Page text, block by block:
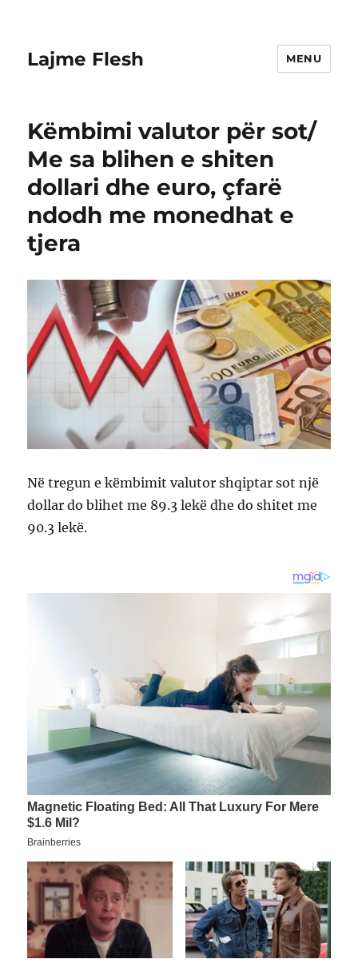
Lajme Flesh MENU
Këmbimi valutor për sot/
Me sa blihen e shiten
dollari dhe euro, çfarë
ndodh me monedhat e
tjera
Në tregun e këmbimit valutor shqiptar sot një
dollar do blihet me 89.3 lekë dhe do shitet me
90.3 lekë.